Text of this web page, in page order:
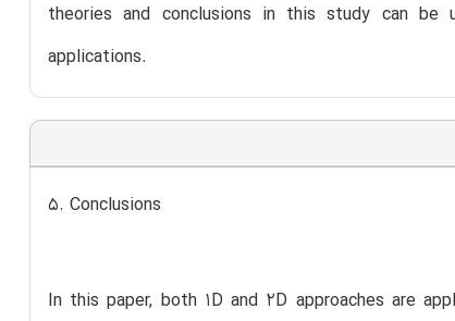
theories and conclusions in this study can be
applications.
5. Conclusions
In this paper, both 1D and 2D approaches are